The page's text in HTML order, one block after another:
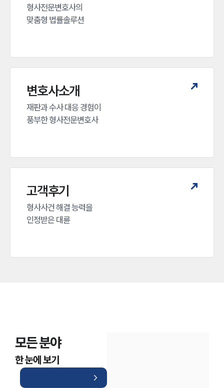
형사전문변호사의
맞춤형 법률솔루션
변호사소개
재판과 수사 대응 경험이
풍부한 형사전문변호사
고객후기
형사사건 해결 능력을
인정받은 대륜
모든 분야
한 눈에 보기